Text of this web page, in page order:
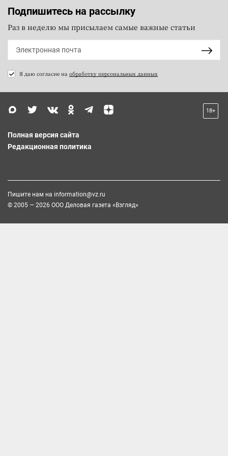
Подпишитесь на рассылку
Раз в неделю мы присылаем самые важные статьи
Я даю согласие на обработку персональных данных
18+
Полная версия сайта
Редакционная политика
Пишите нам на information@vz.ru
© 2005 — 2026 ООО Деловая газета «Взгляд»